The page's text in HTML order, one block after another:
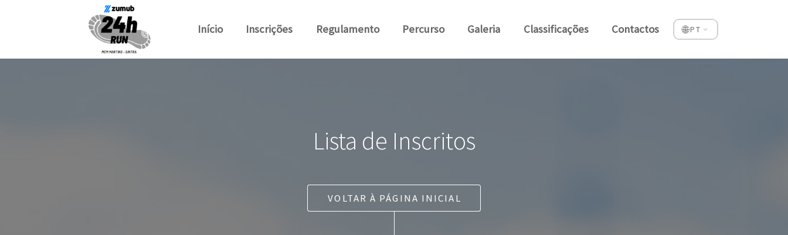
Início Inscrições Regulamento Percurso Galeria Classificações Contactos 🌐PT
Lista de Inscritos
VOLTAR À PÁGINA INICIAL